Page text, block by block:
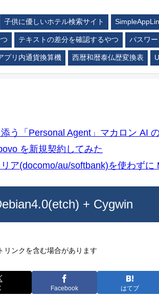
子供に優しいホテル検索サイト
テキストの差分を確認するやつ パスワ
プリ内通貨換算機 西暦和暦泰仏歴変換表
う「Personal Agent」マカロン AI
を新規契約してみた
ア(docomo/au/softbank)を使わずに
+ Cygwin
リンクを含む場合があります
Facebook はてブ